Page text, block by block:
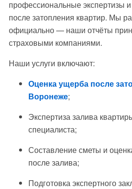
профессиональные экспертизы
после затопления квартир. Мы
официально — наши отчёты
страховыми компаниями.
Наши услуги включают:
Оценка ущерба после
Воронеже;
Экспертиза залива
специалиста;
Составление сметы и
после залива;
Подготовка экспертного